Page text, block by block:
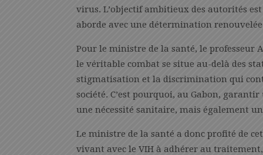
virus. L’objectif ambitieux des autorités
aborde avec une détermination
Pour le ministre de la santé, le professeur
le véritable combat se situe au-delà des
stigmatisation et la discrimination qui
société. C’est pourquoi, au Gabon,
une nécessité sanitaire, mais également
Le ministre de la santé a donc profité de
vivant avec le VIH à adhérer au